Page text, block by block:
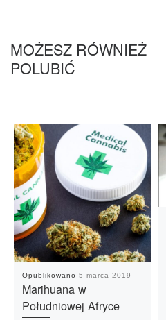
MOŻESZ RÓWNIEŻ
POLUBIĆ
Opublikowano 5 marca 2019
Marihuana w
Południowej Afryce